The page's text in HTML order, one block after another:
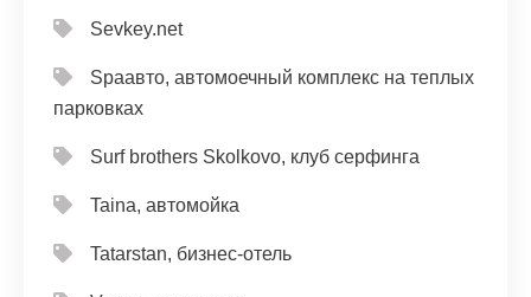
Sevkey.net
Spaавто, автомоечный комплекс на теплых
парковках
Surf brothers Skolkovo, клуб серфинга
Taina, автомойка
Tatarstan, бизнес-отель